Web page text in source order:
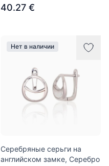
40.27 €
Нет в наличии
Серебряные серьги на
английском замке, Серебро